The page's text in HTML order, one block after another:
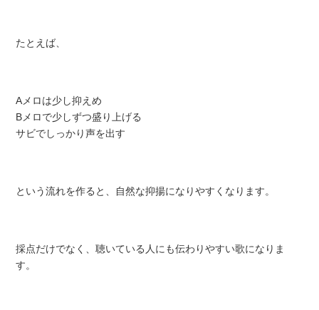
たとえば、
Aメロは少し抑えめ
Bメロで少しずつ盛り上げる
サビでしっかり声を出す
という流れを作ると、自然な抑揚になりやすくなります。
採点だけでなく、聴いている人にも伝わりやすい歌になりま
す。